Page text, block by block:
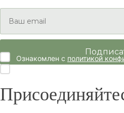
Ознакомлен с политикой